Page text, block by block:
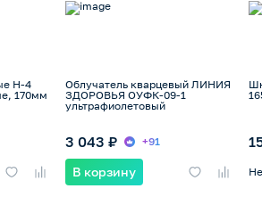
Н-4
170мм
Облучатель кварцевый ЛИНИЯ
ЗДОРОВЬЯ ОУФК-09-1
ультрафиолетовый
3 043 ₽ +91
В корзину